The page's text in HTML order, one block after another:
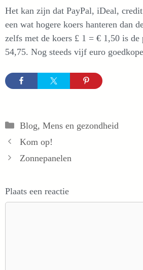
Het kan zijn dat PayPal, iDeal,
een wat hogere koers hanteren dan
zelfs met de koers £ 1 = € 1,50 is
54,75. Nog steeds vijf euro
Categorieën
Blog, Mens en gezondheid
Kom op!
Zonnepanelen
Plaats een reactie